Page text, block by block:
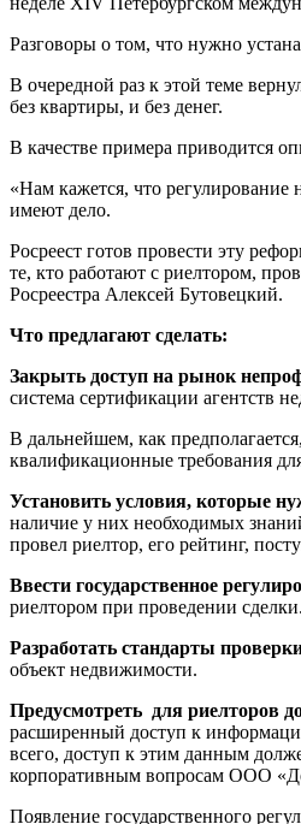
Разговоры о том, что нужно
В очередной раз к этой теме
без квартиры, и без денег.
В качестве примера приводится
«Нам кажется, что
имеют дело.
Росреест готов провести эту
те, кто работают с риелтором,
Росреестра Алексей Бутовецкий.
Что предлагают сделать:
Закрыть доступ на рынок
система сертификации агентств
В дальнейшем, как
квалификационные требования
Установить условия, которые
наличие у них необходимых
провел риелтор, его рейтинг,
Ввести государственное
риелтором при проведении сделки.
Разработать стандарты
объект недвижимости.
Предусмотреть для риелторов
расширенный доступ к
всего, доступ к этим данным
корпоративным вопросам ООО
Появление государственного